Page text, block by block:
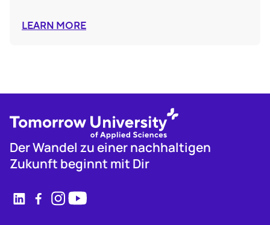
LEARN MORE
Der Wandel zu einer nachhaltigen
Zukunft beginnt mit Dir